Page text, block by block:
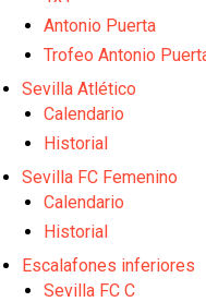
Alberto Flores, muy
El Granada negocia
El Sevilla FC cierra el
Antonio Puerta
Trofeo Antonio
Sevilla Atlético
Calendario
Historial
Sevilla FC Femenino
Calendario
Historial
Escalafones inferiores
Sevilla FC C